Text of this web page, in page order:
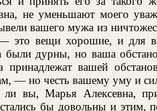
не уменьшают моего
вашего мужа из
— это вещи хорошие, и для
были дурны, но ваша
принадлежат вашей
— но честь вашему уму и
ли вы, Марья Алексевна,
бы довольны и этим,